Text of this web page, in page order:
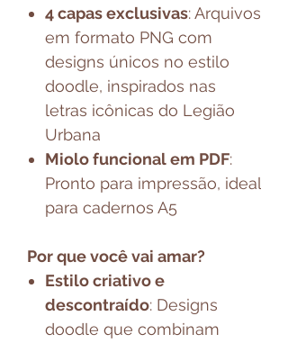
4 capas exclusivas: Arquivos
em formato PNG com
designs únicos no estilo
doodle, inspirados nas
letras icônicas do Legião
Urbana
Miolo funcional em PDF:
Pronto para impressão, ideal
para cadernos A5
Por que você vai amar?
Estilo criativo e
descontraído: Designs
doodle que combinam